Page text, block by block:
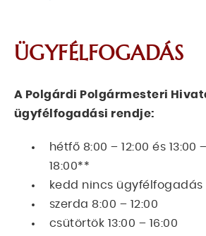
ÜGYFÉLFOGADÁS
A Polgárdi Polgármesteri
ügyfélfogadási rendje:
hétfő 8:00 – 12:00 és 13:00
18:00**
kedd nincs ügyfélfogadás
szerda 8:00 – 12:00
csütörtök 13:00 – 16:00